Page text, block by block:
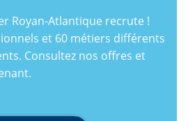
Royan-Atlantique recrute !
et 60 métiers différents
Consultez nos offres et